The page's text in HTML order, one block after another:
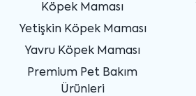
Köpek Maması
Yetişkin Köpek Maması
Yavru Köpek Maması
Premium Pet Bakım
Ürünleri